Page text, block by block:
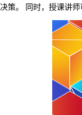
策。 同时，授课讲师